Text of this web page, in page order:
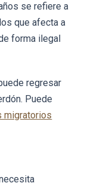
se refiere a
que afecta a
forma ilegal
regresar
Puede
migratorios